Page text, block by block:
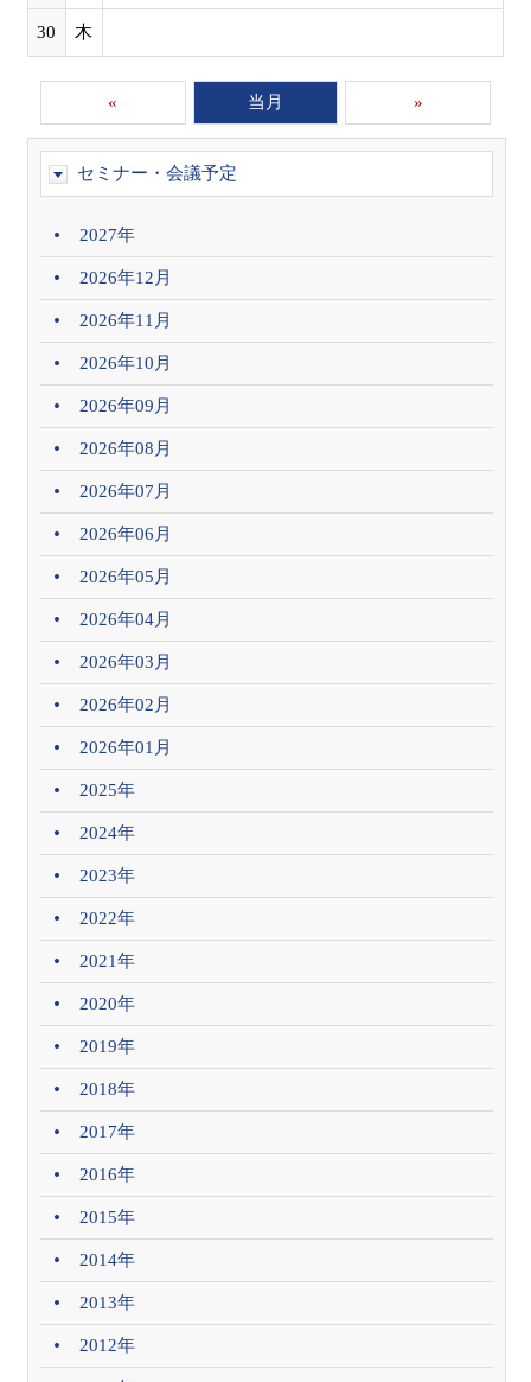
30 木
« 当月 »
セミナー・会議予定
2027年
2026年12月
2026年11月
2026年10月
2026年09月
2026年08月
2026年07月
2026年06月
2026年05月
2026年04月
2026年03月
2026年02月
2026年01月
2025年
2024年
2023年
2022年
2021年
2020年
2019年
2018年
2017年
2016年
2015年
2014年
2013年
2012年